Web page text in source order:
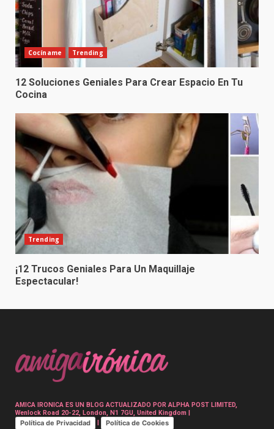
Cocíname Trending
12 Soluciones Geniales Para Crear Espacio En Tu
Cocina
Trending
¡12 Trucos Geniales Para Un Maquillaje
Espectacular!
AMICA IRONICA ES UN BLOG ACTUALIZADO POR ALPHA POST LIMITED,
Wenlock Road 20-22, London, N1 7GU, United Kingdom |
Política de Privacidad Política de Cookies